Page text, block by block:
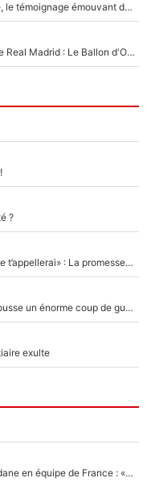
F1 : « Je lui ai fait un câlin, puis j’ai dû partir...», le témoignage émouvant de Max Verstappen sur sa fille
Coup de théâtre en Espagne, Rodri va trahir le Real Madrid : Le Ballon d'Or a choisi de signer au FC Barcelone !
?
Mercato - OM - «Dès que je prends un club, je t’appellerai» : La promesse de Marcelino au moment de claquer la porte
Victime de racisme contre Murray, Kyrgios pousse un énorme coup de gueule !
exulte
Franck Ribéry a osé s'attaquer à Zinedine Zidane en équipe de France : «Je n'aurais jamais fait ça»